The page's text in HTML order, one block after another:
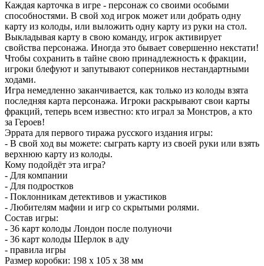
Каждая карточка в игре - персонаж со своими особыми
способностями. В свой ход игрок может или добрать одну
карту из колоды, или выложить одну карту из руки на стол.
Выкладывая карту в свою команду, игрок активирует
свойства персонажа. Иногда это бывает совершенно некстати!
Чтобы сохранить в тайне свою принадлежность к фракции,
игроки блефуют и запутывают соперников нестандартными
ходами.
Игра немедленно заканчивается, как только из колоды взята
последняя карта персонажа. Игроки раскрывают свои карты
фракций, теперь всем известно: кто играл за Монстров, а кто
за Героев!
Эррата для первого тиража русского издания игры:
- В свой ход вы можете: сыграть карту из своей руки или взять
верхнюю карту из колоды.
Кому подойдёт эта игра?
- Для компании
- Для подростков
- Поклонникам детективов и ужастиков
- Любителям мафии и игр со скрытыми ролями.
Состав игры:
- 36 карт колоды Лондон после полуночи
- 36 карт колоды Шерлок в аду
- правила игры
Размер коробки: 198 х 105 х 38 мм